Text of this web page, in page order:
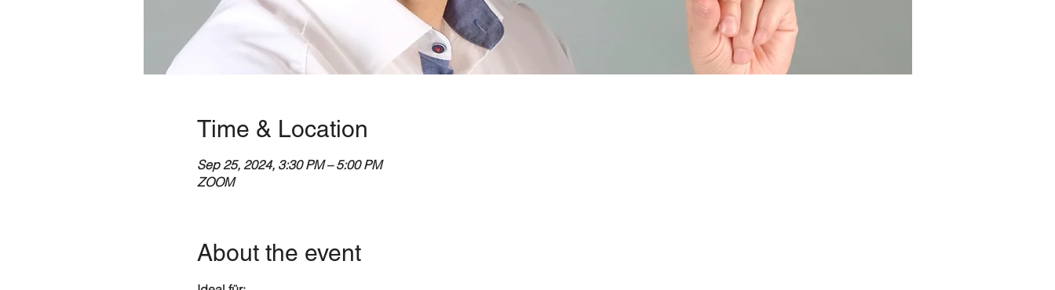
Time & Location
Sep 25, 2024, 3:30 PM – 5:00 PM
ZOOM
About the event